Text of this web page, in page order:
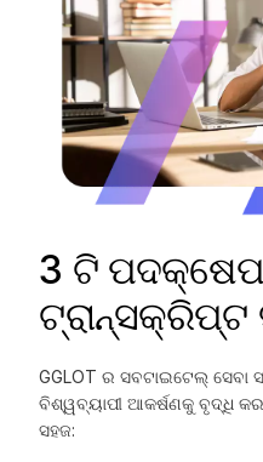
3 ଟି
ଟ୍ରାନ୍ସକ୍ରିପ୍ଟ
GGLOT ର ସବଟାଇଟେଲ୍
ବିଶ୍ୱବ୍ୟାପୀ ଆକର୍ଷଣକୁ ବୃଦ୍ଧି
ସହଜ: